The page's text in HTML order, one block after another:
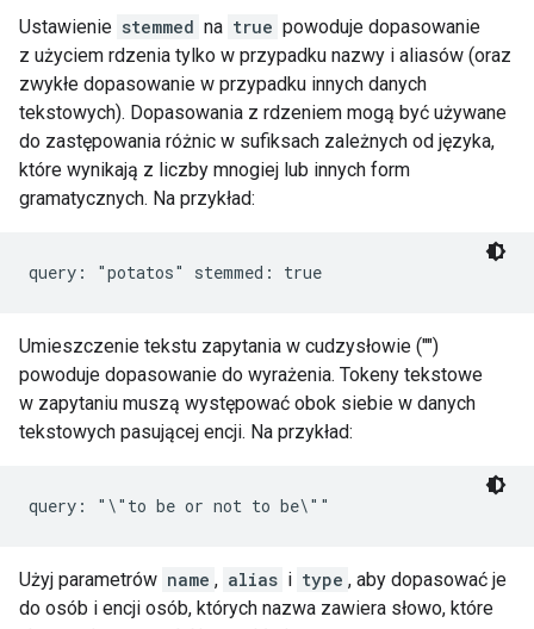
Ustawienie stemmed na true powoduje dopasowanie
z użyciem rdzenia tylko w przypadku nazwy i aliasów (oraz
zwykłe dopasowanie w przypadku innych danych
tekstowych). Dopasowania z rdzeniem mogą być używane
do zastępowania różnic w sufiksach zależnych od języka,
które wynikają z liczby mnogiej lub innych form
gramatycznych. Na przykład:
query: "potatos" stemmed: true
Umieszczenie tekstu zapytania w cudzysłowie ("")
powoduje dopasowanie do wyrażenia. Tokeny tekstowe
w zapytaniu muszą występować obok siebie w danych
tekstowych pasującej encji. Na przykład:
query: "\"to be or not to be\""
Użyj parametrów name , alias i type , aby dopasować je
do osób i encji osób, których nazwa zawiera słowo, które